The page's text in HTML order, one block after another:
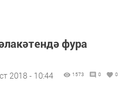
фура
2018 - 10:44 1573 0 0